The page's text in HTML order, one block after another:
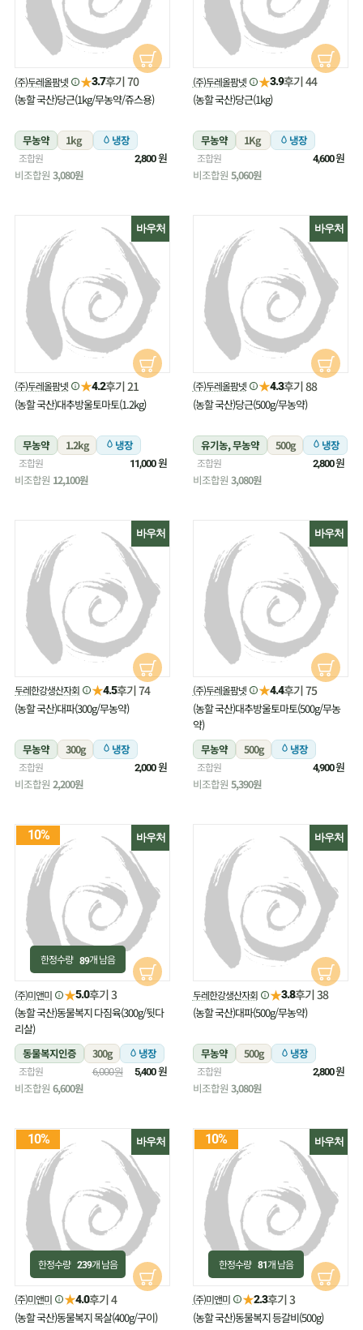
(주)두레올팜넷 ★3.9후기 44
(농할 국산)당근(1kg)
무농약 1Kg 냉장
조합원 4,600원
비조합원 5,060원
(주)두레올팜넷 ★3.7후기 70
(농할 국산)당근(1kg/무농약/쥬스용)
무농약 1kg 냉장
조합원 2,800원
비조합원 3,080원
바우처
(주)두레올팜넷 ★4.3후기 88
(농할 국산)당근(500g/무농약)
유기농, 무농약 500g 냉장
조합원 2,800원
비조합원 3,080원
바우처
(주)두레올팜넷 ★4.2후기 21
(농할 국산)대추방울토마토(1.2kg)
무농약 1.2kg 냉장
조합원 11,000원
비조합원 12,100원
바우처
(주)두레올팜넷 ★4.4후기 75
(농할 국산)대추방울토마토(500g/무농
약)
무농약
500g 냉장
조합원 4,900원
비조합원 5,390원
바우처
두레한강생산자회 ★4.5후기 74
(농할 국산)대파(300g/무농약)
무농약 300g 냉장
조합원 2,000원
비조합원 2,200원
바우처
두레한강생산자회 ★3.8후기 38
(농할 국산)대파(500g/무농약)
무농약 500g 냉장
조합원 2,800원
비조합원 3,080원
바우처
10%
한정수량 89개 남음
(주)미앤미 ★5.0후기 3
(농할 국산)동물복지 다짐육(300g/뒷다
리살)
동물복지인증
300g 냉장
조합원 6,000원 5,400원
비조합원 6,600원
바우처
10%
한정수량 81 개 남음
(주)미앤미 ★2.3후기 3
(농할 국산)동물복지 등갈비(500g)
바우처
10%
한정수량 239개 남음
(주)미앤미 ★4.0후기 4
(농할 국산)동물복지 목살(400g/구이)